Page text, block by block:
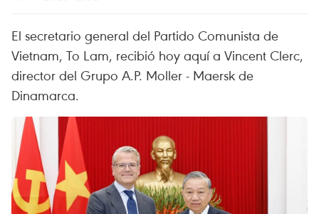
El secretario general del Partido Comunista de
Vietnam, To Lam, recibió hoy aquí a Vincent Clerc,
director del Grupo A.P. Moller - Maersk de
Dinamarca.